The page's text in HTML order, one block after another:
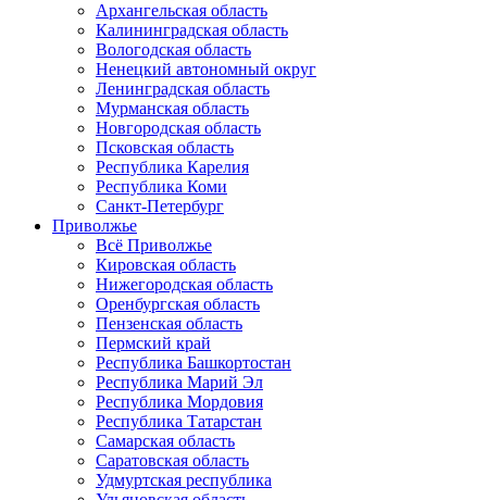
Архангельская область
Калининградская область
Вологодская область
Ненецкий автономный округ
Ленинградская область
Мурманская область
Новгородская область
Псковская область
Республика Карелия
Республика Коми
Санкт-Петербург
Приволжье
Всё Приволжье
Кировская область
Нижегородская область
Оренбургская область
Пензенская область
Пермский край
Республика Башкортостан
Республика Марий Эл
Республика Мордовия
Республика Татарстан
Самарская область
Саратовская область
Удмуртская республика